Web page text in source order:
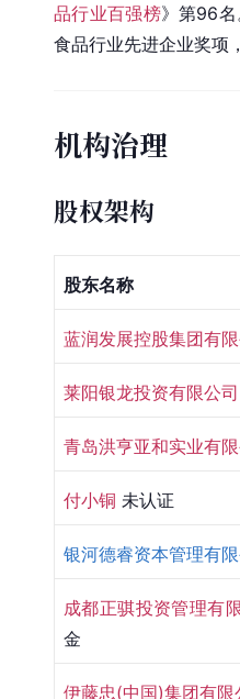
品行业百强榜》第96
食品行业先进企业奖项
机构治理
股权架构
股东名称
蓝润发展控股集团有
莱阳银龙投资有限公司
青岛洪亨亚和实业有
付小铜 未认证
银河德睿资本管理有
成都正骐投资管理有
金
伊藤忠(中国)集团有限